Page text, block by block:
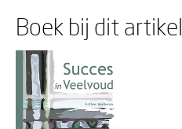
Boek bij dit artikel